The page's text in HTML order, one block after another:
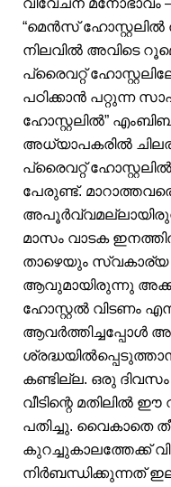
വിവേചന മനോഭാവം
“മെൻസ് ഹോസ്റ്റലിൽ
നിലവിൽ അവിടെ
പ്രൈവറ്റ്
പഠിക്കാൻ പറ്റുന്ന
ഹോസ്റ്റലിൽ”
അധ്യാപകരിൽ
പ്രൈവറ്റ് ഹോസ്റ്റലിൽ
പേരുണ്ട്.
മാസം വാടക
താഴെയും സ്വകാര്യ
ആവുമായിരുന്നു
ഹോസ്റ്റൽ വിടണം
ആവർത്തിച്ചപ്പോൾ
കണ്ടില്ല. ഒരു
വീടിന്റെ മതിലിൽ ഈ
പതിച്ചു. വൈകാതെ
കുറച്ചുകാലത്തേക്ക്
നിർബന്ധിക്കുന്നത്